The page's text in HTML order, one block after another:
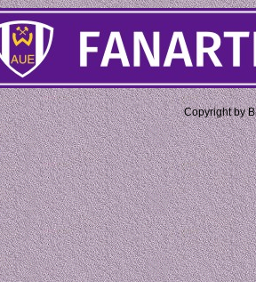
Copyright by